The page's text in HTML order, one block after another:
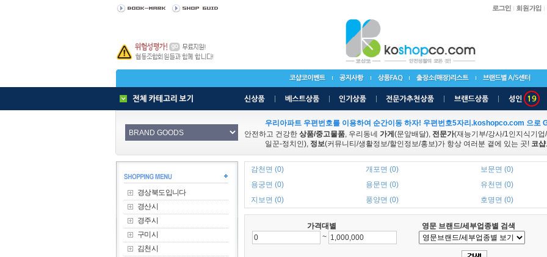
우리아파트 우편번호를 이용하여 순간이동 하자! 우편번호5자리.koshopco.com 으로
안전하고 건강한 상품/중고물품, 우리동네 가게 (문앞배달), 전문가(재능기부/강사/1인지식기업
일꾼-정치인), 정보(커뮤니티/생활정보/할인정보/홍보)가 항상 여러분 곁에 있는 곳! 코
경상북도입니다
경산시
경주시
구미시
김천시
감천면 (0) 개포면 (0)
보문면 (0)
용궁면 (0)
용문면 (0)
유천면 (0)
지보면 (0)
풍양면 (0) 호명면 (0)
가격대별
영문 브랜드/세부업종별 검색
~